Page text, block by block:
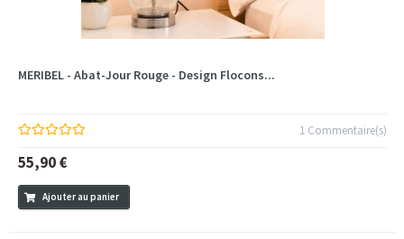
MERIBEL - Abat-Jour Rouge - Design Flocons...
1 Commentaire(s)
55,90 €
Ajouter au panier